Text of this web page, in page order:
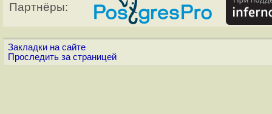
Партнёры:
Закладки на сайте
Проследить за страницей